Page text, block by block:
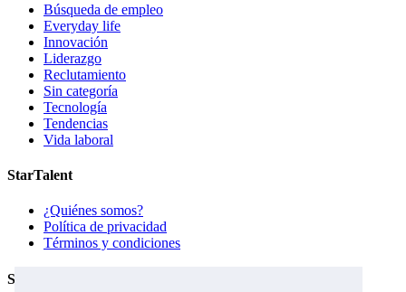
Búsqueda de empleo
Everyday life
Innovación
Liderazgo
Reclutamiento
Sin categoría
Tecnología
Tendencias
Vida laboral
StarTalent
¿Quiénes somos?
Política de privacidad
Términos y condiciones
Servicios